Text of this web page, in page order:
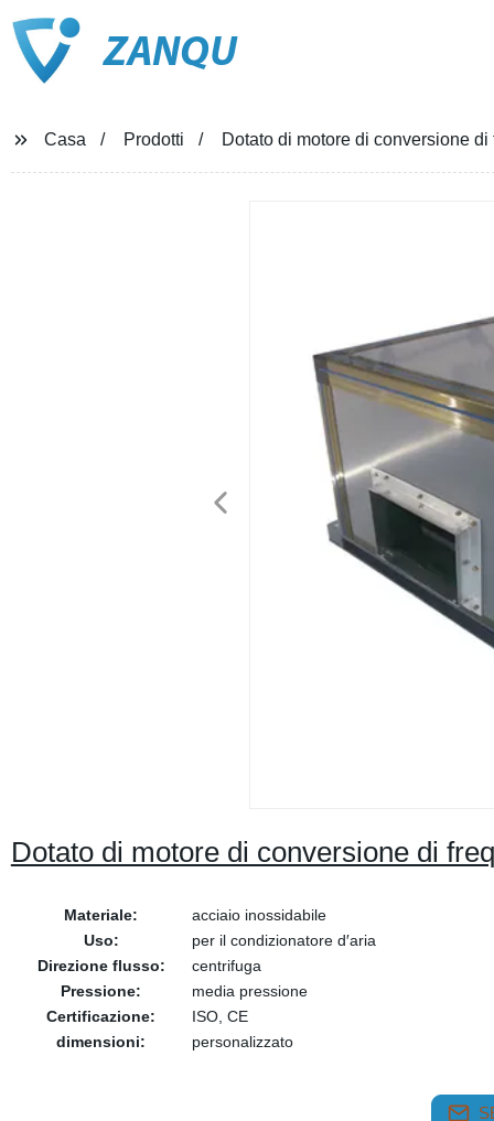
ZANQU
Casa Prodotti Dotato di motore di conversione
Dotato di motore di conversione di
Materiale:
acciaio inossidabile
Uso:
per il condizionatore d′aria
Direzione flusso:
centrifuga
Pressione:
media pressione
Certificazione:
ISO, CE
dimensioni:
personalizzato